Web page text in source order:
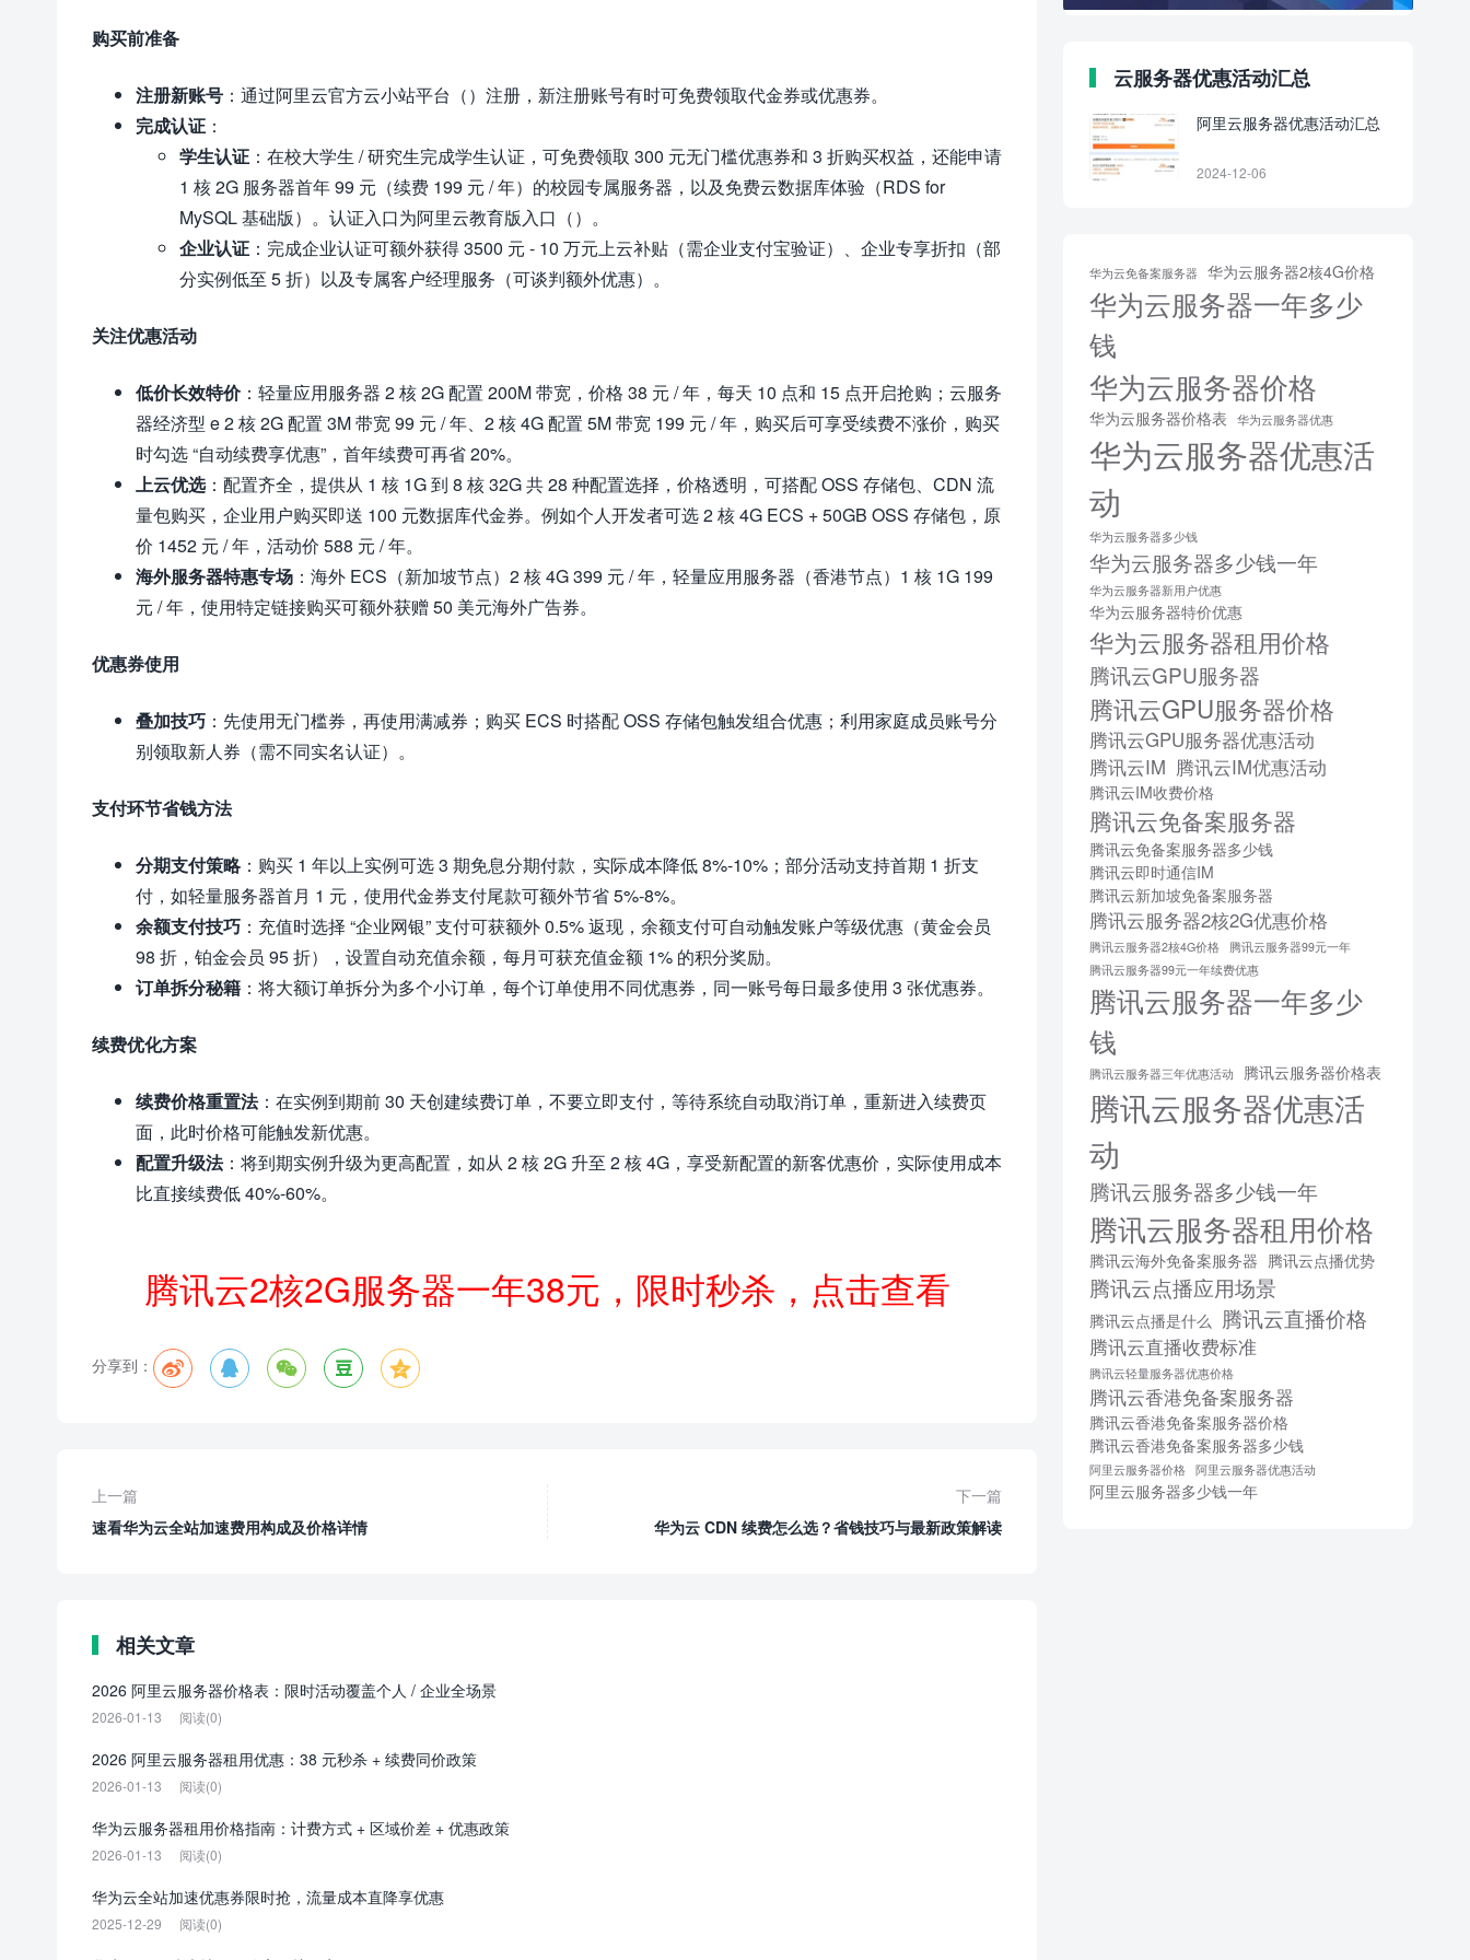
购买前准备
注册新账号 ：通过阿里云官方云小站平台（）注册，新注册账号有时可免费领取代金券或优惠券。
完成认证 ：
学生认证 ：在校大学生 / 研究生完成学生认证，可免费领取 300 元无门槛优惠券和 3 折购买权益，还能申请
1 核 2G 服务器首年 99 元（续费 199 元 / 年）的校园专属服务器，以及免费云数据库体验（RDS for
MySQL 基础版）。认证入口为阿里云教育版入口（）。
企业认证 ：完成企业认证可额外获得 3500 元 - 10 万元上云补贴（需企业支付宝验证）、企业专享折扣（部
分实例低至 5 折）以及专属客户经理服务（可谈判额外优惠）。
关注优惠活动
低价长效特价：轻量应用服务器 2 核 2G 配置 200M 带宽，价格 38 元 / 年，每天 10 点和 15 点开启抢购；云服务
器经济型 e 2 核 2G 配置 3M 带宽 99 元 / 年、2 核 4G 配置 5M 带宽 199 元 / 年，购买后可享受续费不涨价，购买
时勾选 “自动续费享优惠”，首年续费可再省 20%。
上云优选：配置齐全，提供从 1 核 1G 到 8 核 32G 共 28 种配置选择，价格透明，可搭配 OSS 存储包、CDN 流
量包购买，企业用户购买即送 100 元数据库代金券。例如个人开发者可选 2 核 4G ECS + 50GB OSS 存储包，原
价 1452 元 / 年，活动价 588 元 / 年。
海外服务器特惠专场 ：海外 ECS（新加坡节点）2 核 4G 399 元 / 年，轻量应用服务器（香港节点）1 核 1G 199
元 / 年，使用特定链接购买可额外获赠 50 美元海外广告券。
优惠券使用
叠加技巧 ：先使用无门槛券，再使用满减券；购买 ECS 时搭配 OSS 存储包触发组合优惠；利用家庭成员账号分
别领取新人券（需不同实名认证）。
支付环节省钱方法
分期支付策略：购买 1 年以上实例可选 3 期免息分期付款，实际成本降低 8%-10%；部分活动支持首期 1 折支
付，如轻量服务器首月 1 元，使用代金券支付尾款可额外节省 5%-8%。
余额支付技巧 ：充值时选择 “企业网银” 支付可获额外 0.5% 返现，余额支付可自动触发账户等级优惠（黄金会员
98 折，铂金会员 95 折），设置自动充值余额，每月可获充值金额 1% 的积分奖励。
订单拆分秘籍 ：将大额订单拆分为多个小订单，每个订单使用不同优惠券，同一账号每日最多使用 3 张优惠券。
续费优化方案
续费价格重置法：在实例到期前 30 天创建续费订单，不要立即支付，等待系统自动取消订单，重新进入续费页
面，此时价格可能触发新优惠。
配置升级法：将到期实例升级为更高配置，如从 2 核 2G 升至 2 核 4G，享受新配置的新客优惠价，实际使用成本
比直接续费低 40%-60%。
腾讯云2核2G服务器一年38元，限时秒杀，点击查看
分享到：     
上一篇
速看华为云全站加速费用构成及价格详情
下一篇
华为云 CDN 续费怎么选？省钱技巧与最新政策解读
相关文章
2026 阿里云服务器价格表：限时活动覆盖个人 / 企业全场景
2026-01-13 阅读(0)
2026 阿里云服务器租用优惠：38 元秒杀 + 续费同价政策
2026-01-13 阅读(0)
华为云服务器租用价格指南：计费方式 + 区域价差 + 优惠政策
2026-01-13 阅读(0)
华为云全站加速优惠券限时抢，流量成本直降享优惠
2025-12-29 阅读(0)
云服务器优惠活动汇总
阿里云服务器优惠活动汇总
2024-12-06
华为云免备案服务器 华为云服务器2核4G价格
华为云服务器一年多少
钱
华为云服务器价格
华为云服务器价格表 华为云服务器优惠
华为云服务器优惠活
动
华为云服务器多少钱
华为云服务器多少钱一年
华为云服务器新用户优惠
华为云服务器特价优惠
华为云服务器租用价格
腾讯云GPU服务器
腾讯云GPU服务器价格
腾讯云GPU服务器优惠活动
腾讯云IM 腾讯云IM优惠活动
腾讯云IM收费价格
腾讯云免备案服务器
腾讯云免备案服务器多少钱
腾讯云即时通信IM
腾讯云新加坡免备案服务器
腾讯云服务器2核2G优惠价格
腾讯云服务器2核4G价格
腾讯云服务器99元一年
腾讯云服务器99元一年续费优惠
腾讯云服务器一年多少
钱
腾讯云服务器三年优惠活动 腾讯云服务器价格表
腾讯云服务器优惠活
动
腾讯云服务器多少钱一年
腾讯云服务器租用价格
腾讯云海外免备案服务器 腾讯云点播优势
腾讯云点播应用场景
腾讯云点播是什么 腾讯云直播价格
腾讯云直播收费标准
腾讯云轻量服务器优惠价格
腾讯云香港免备案服务器
腾讯云香港免备案服务器价格
腾讯云香港免备案服务器多少钱
阿里云服务器价格 阿里云服务器优惠活动
阿里云服务器多少钱一年